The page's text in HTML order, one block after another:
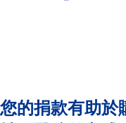
的捐款有助